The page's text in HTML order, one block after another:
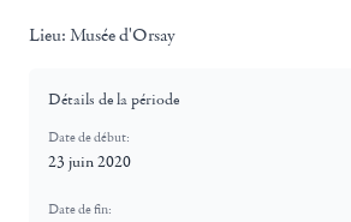
Lieu: Musée d'Orsay
Détails de la période
Date de début:
23 juin 2020
Date de fin: